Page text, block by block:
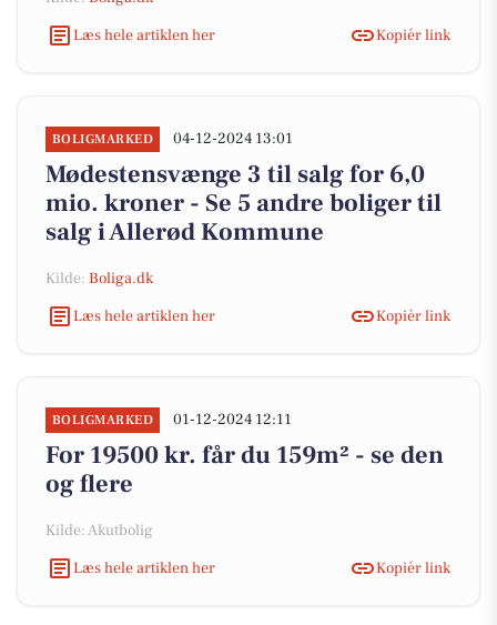
Læs hele artiklen her
Kopiér link
BOLIGMARKED 04-12-2024 13:01
Mødestensvænge 3 til salg for 6,0
mio. kroner - Se 5 andre boliger til
salg i Allerød Kommune
Kilde: Boliga.dk
Læs hele artiklen her
Kopiér link
BOLIGMARKED 01-12-2024 12:11
For 19500 kr. får du 159m² - se den
og flere
Kilde: Akutbolig
Læs hele artiklen her
Kopiér link